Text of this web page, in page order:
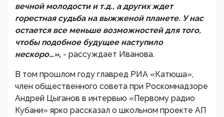
вечной молодости и т.д., а других ждет
горестная судьба на выжженой планете. У нас
остается все меньше возможностей для того,
чтобы подобное будущее наступило
нескоро…», - рассуждает Иванова.
В том прошлом году главред РИА «Катюша»,
член общественного совета при Роскомнадзоре
Андрей Цыганов в интервью «Первому радио
Кубани» ярко рассказал о школьном проекте АП